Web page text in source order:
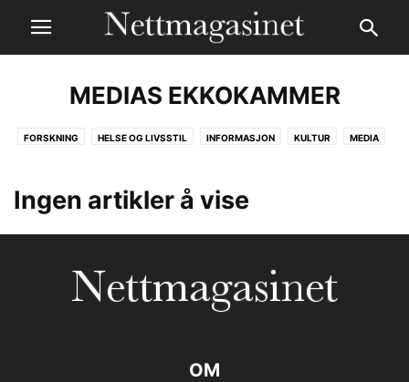
MEDIAS EKKOKAMMER
FORSKNING HELSE OG LIVSSTIL INFORMASJON KULTUR MEDIA
Ingen artikler å vise
OM